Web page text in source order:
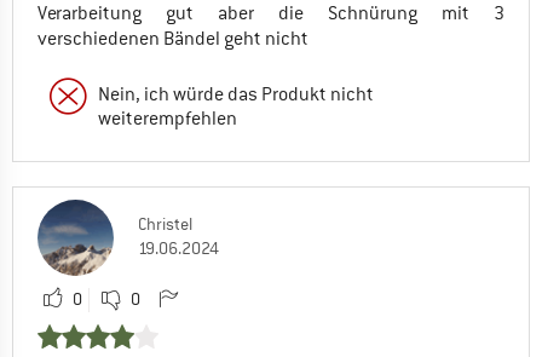
Verarbeitung gut aber die Schnürung mit 3
verschiedenen Bändel geht nicht
Nein, ich würde das Produkt nicht
weiterempfehlen
Christel
19.06.2024
0 0